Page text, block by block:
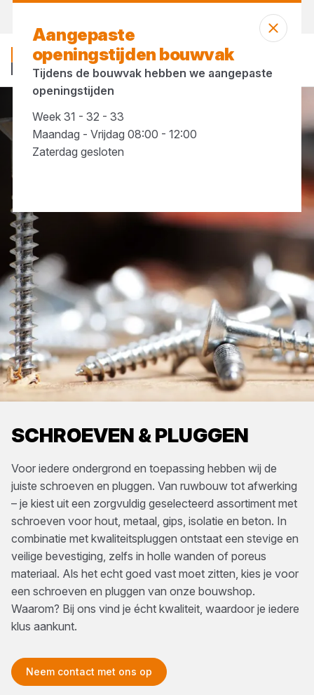
SCHROEVEN & PLUGGEN
Voor iedere ondergrond en toepassing hebben wij de
juiste schroeven en pluggen. Van ruwbouw tot afwerking
– je kiest uit een zorgvuldig geselecteerd assortiment met
schroeven voor hout, metaal, gips, isolatie en beton. In
combinatie met kwaliteitspluggen ontstaat een stevige en
veilige bevestiging, zelfs in holle wanden of poreus
materiaal. Als het echt goed vast moet zitten, kies je voor
een schroeven en pluggen van onze bouwshop.
Waarom? Bij ons vind je écht kwaliteit, waardoor je iedere
klus aankunt.
Neem contact met ons op
IJzerwaren Schroeven & Pluggen
Aangepaste
openingstijden bouwvak
Tijdens de bouwvak hebben we aangepaste
openingstijden
Week 31 - 32 - 33
Maandag - Vrijdag 08:00 - 12:00
Zaterdag gesloten